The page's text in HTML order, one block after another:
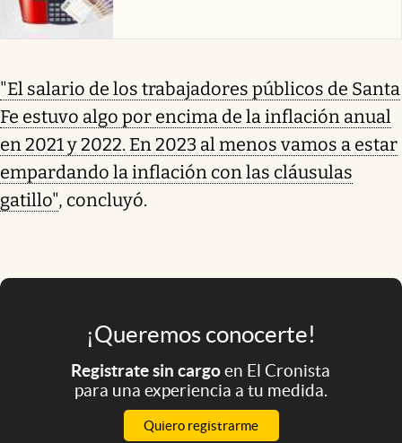
"El salario de los trabajadores públicos de Santa
Fe estuvo algo por encima de la inflación anual
en 2021 y 2022. En 2023 al menos vamos a estar
empardando la inflación con las cláusulas
gatillo", concluyó.
¡Queremos conocerte!
Registrate sin cargoen El Cronista
para una experiencia a tu medida.
Quiero registrarme